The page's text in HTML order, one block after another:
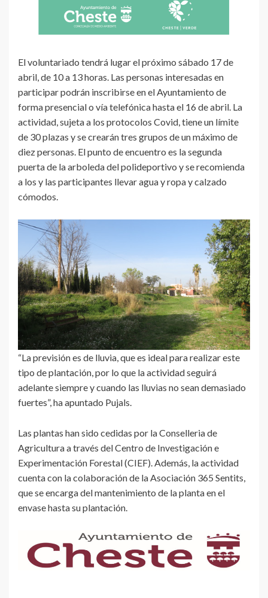
El voluntariado tendrá lugar el próximo sábado 17 de
abril, de 10 a 13 horas. Las personas interesadas en
participar podrán inscribirse en el Ayuntamiento de
forma presencial o vía telefónica hasta el 16 de abril. La
actividad, sujeta a los protocolos Covid, tiene un límite
de 30 plazas y se crearán tres grupos de un máximo de
diez personas. El punto de encuentro es la segunda
puerta de la arboleda del polideportivo y se recomienda
a los y las participantes llevar agua y ropa y calzado
cómodos.
“La previsión es de lluvia, que es ideal para realizar este
tipo de plantación, por lo que la actividad seguirá
adelante siempre y cuando las lluvias no sean demasiado
fuertes”, ha apuntado Pujals.
Las plantas han sido cedidas por la Conselleria de
Agricultura a través del Centro de Investigación e
Experimentación Forestal (CIEF). Además, la actividad
cuenta con la colaboración de la Asociación 365 Sentits,
que se encarga del mantenimiento de la planta en el
envase hasta su plantación.